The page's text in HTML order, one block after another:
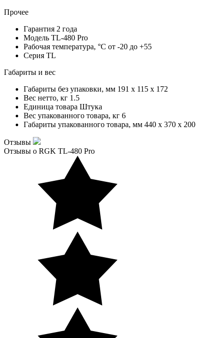
Прочее
Гарантия 2 года
Модель TL-480 Pro
Рабочая температура, °С от -20 до +55
Серия TL
Габариты и вес
Габариты без упаковки, мм 191 x 115 x 172
Вес нетто, кг 1.5
Единица товара Штука
Вес упакованного товара, кг 6
Габариты упакованного товара, мм 440 x 370 x 200
Отзывы
Отзывы о RGK TL-480 Pro